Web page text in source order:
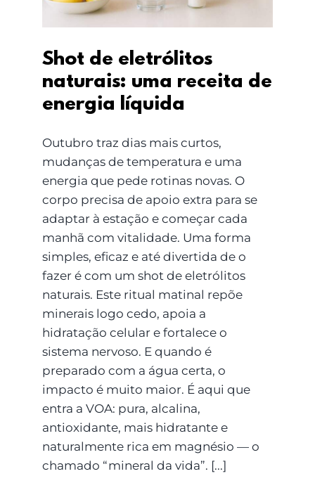
Shot de eletrólitos
naturais: uma receita de
energia líquida
Outubro traz dias mais curtos,
mudanças de temperatura e uma
energia que pede rotinas novas. O
corpo precisa de apoio extra para se
adaptar à estação e começar cada
manhã com vitalidade. Uma forma
simples, eficaz e até divertida de o
fazer é com um shot de eletrólitos
naturais. Este ritual matinal repõe
minerais logo cedo, apoia a
hidratação celular e fortalece o
sistema nervoso. E quando é
preparado com a água certa, o
impacto é muito maior. É aqui que
entra a VOA: pura, alcalina,
antioxidante, mais hidratante e
naturalmente rica em magnésio — o
chamado “mineral da vida”. [...]